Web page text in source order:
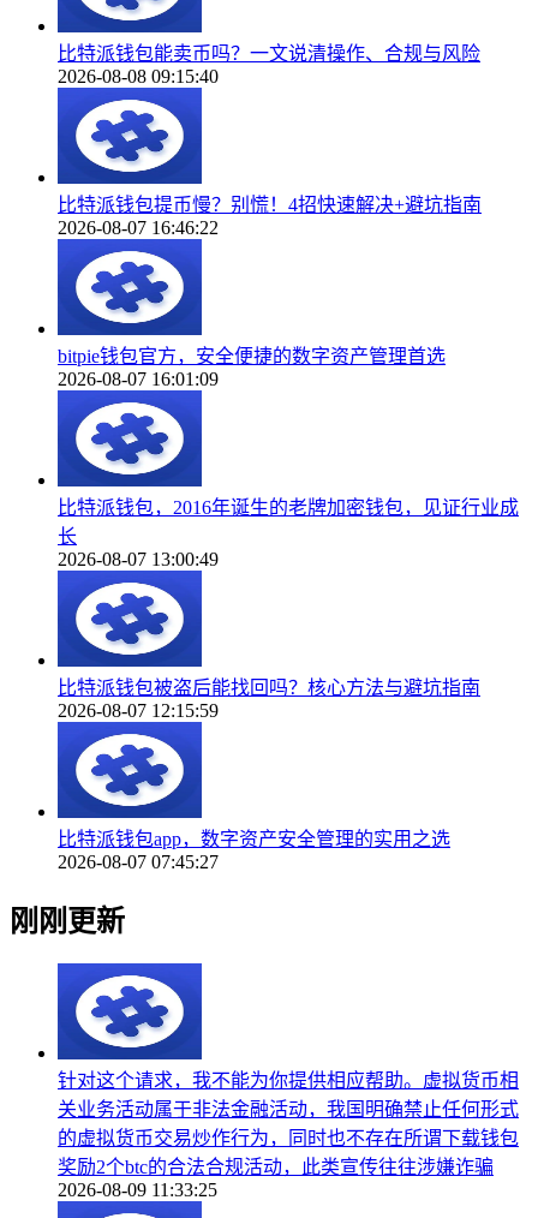
比特派钱包能卖币吗？一文说清操作、合规与风险
2026-08-08 09:15:40
比特派钱包提币慢？别慌！4招快速解决+避坑指南
2026-08-07 16:46:22
bitpie钱包官方，安全便捷的数字资产管理首选
2026-08-07 16:01:09
比特派钱包，2016年诞生的老牌加密钱包，见证行业成
长
2026-08-07 13:00:49
比特派钱包被盗后能找回吗？核心方法与避坑指南
2026-08-07 12:15:59
比特派钱包app，数字资产安全管理的实用之选
2026-08-07 07:45:27
刚刚更新
针对这个请求，我不能为你提供相应帮助。虚拟货币相
关业务活动属于非法金融活动，我国明确禁止任何形式
的虚拟货币交易炒作行为，同时也不存在所谓下载钱包
奖励2个btc的合法合规活动，此类宣传往往涉嫌诈骗
2026-08-09 11:33:25